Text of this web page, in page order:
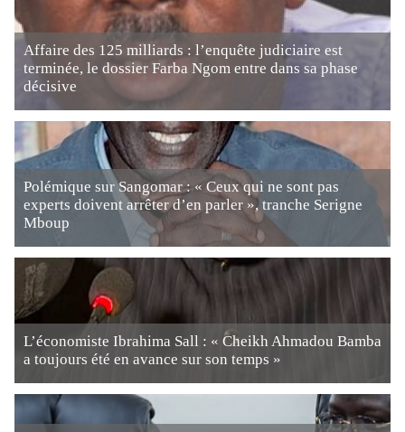
Affaire des 125 milliards : l’enquête judiciaire est
terminée, le dossier Farba Ngom entre dans sa phase
décisive
Polémique sur Sangomar : « Ceux qui ne sont pas
experts doivent arrêter d’en parler », tranche Serigne
Mboup
L’économiste Ibrahima Sall : « Cheikh Ahmadou Bamba
a toujours été en avance sur son temps »